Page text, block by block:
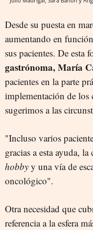
Desde su puesta en
aumentando en
sus pacientes. De esta
gastrónoma, María
pacientes en la parte
implementación de los
sugerimos a las
"Incluso varios
gracias a esta ayuda,
hobby y una vía de
oncológico".
Otra necesidad que
referencia a la esfera